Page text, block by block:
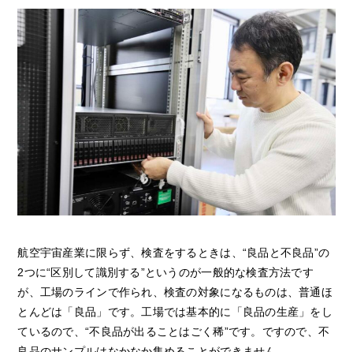
航空宇宙産業に限らず、検査をするときは、“良品と不良品”の
2つに“区別して識別する”というのが一般的な検査方法です
が、工場のラインで作られ、検査の対象になるものは、普通ほ
とんどは「良品」です。工場では基本的に「良品の生産」をし
ているので、“不良品が出ることはごく稀”です。ですので、不